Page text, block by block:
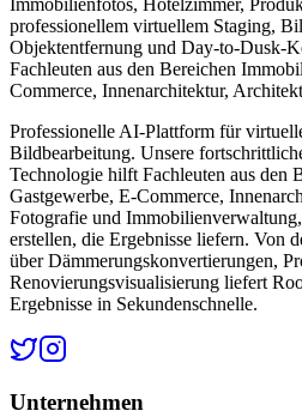
professionellem virtuellem Staging,
Objektentfernung und Day-to-Dusk-
Fachleuten aus den Bereichen
Commerce, Innenarchitektur,
Professionelle AI-Plattform für
Bildbearbeitung. Unsere
Technologie hilft Fachleuten aus den
Gastgewerbe, E-Commerce,
Fotografie und
erstellen, die Ergebnisse liefern. Von
über Dämmerungskonvertierungen,
Renovierungsvisualisierung liefert
Ergebnisse in Sekundenschnelle.
Unternehmen